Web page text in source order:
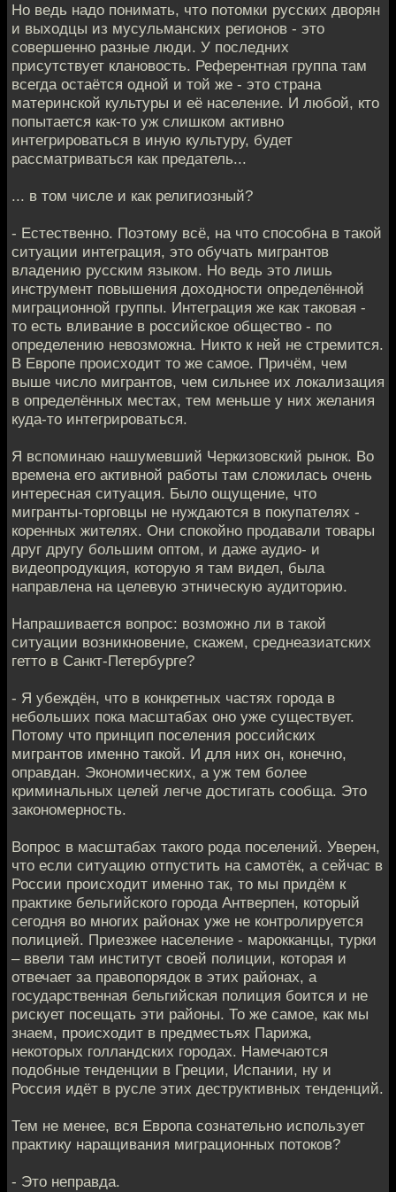
Но ведь надо понимать, что потомки русских дворян
и выходцы из мусульманских регионов - это
совершенно разные люди. У последних
присутствует клановость. Референтная группа там
всегда остаётся одной и той же - это страна
материнской культуры и её население. И любой, кто
попытается как-то уж слишком активно
интегрироваться в иную культуру, будет
рассматриваться как предатель...
... в том числе и как религиозный?
- Естественно. Поэтому всё, на что способна в такой
ситуации интеграция, это обучать мигрантов
владению русским языком. Но ведь это лишь
инструмент повышения доходности определённой
миграционной группы. Интеграция же как таковая -
то есть вливание в российское общество - по
определению невозможна. Никто к ней не стремится.
В Европе происходит то же самое. Причём, чем
выше число мигрантов, чем сильнее их локализация
в определённых местах, тем меньше у них желания
куда-то интегрироваться.
Я вспоминаю нашумевший Черкизовский рынок. Во
времена его активной работы там сложилась очень
интересная ситуация. Было ощущение, что
мигранты-торговцы не нуждаются в покупателях -
коренных жителях. Они спокойно продавали товары
друг другу большим оптом, и даже аудио- и
видеопродукция, которую я там видел, была
направлена на целевую этническую аудиторию.
Напрашивается вопрос: возможно ли в такой
ситуации возникновение, скажем, среднеазиатских
гетто в Санкт-Петербурге?
- Я убеждён, что в конкретных частях города в
небольших пока масштабах оно уже существует.
Потому что принцип поселения российских
мигрантов именно такой. И для них он, конечно,
оправдан. Экономических, а уж тем более
криминальных целей легче достигать сообща. Это
закономерность.
Вопрос в масштабах такого рода поселений. Уверен,
что если ситуацию отпустить на самотёк, а сейчас в
России происходит именно так, то мы придём к
практике бельгийского города Антверпен, который
сегодня во многих районах уже не контролируется
полицией. Приезжее население - марокканцы, турки
– ввели там институт своей полиции, которая и
отвечает за правопорядок в этих районах, а
государственная бельгийская полиция боится и не
рискует посещать эти районы. То же самое, как мы
знаем, происходит в предместьях Парижа,
некоторых голландских городах. Намечаются
подобные тенденции в Греции, Испании, ну и
Россия идёт в русле этих деструктивных тенденций.
Тем не менее, вся Европа сознательно использует
практику наращивания миграционных потоков?
- Это неправда.